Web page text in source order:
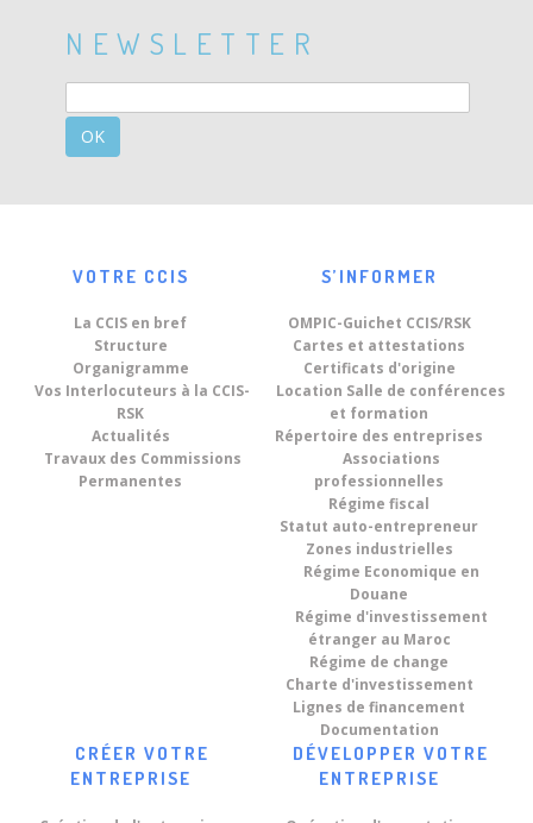
NEWSLETTER
OK
VOTRE CCIS
La CCIS en bref
Structure
Organigramme
Vos Interlocuteurs à la CCIS-
RSK
Actualités
Travaux des Commissions
Permanentes
S’INFORMER
OMPIC-Guichet CCIS/RSK
Cartes et attestations
Certificats d'origine
Location Salle de conférences
et formation
Répertoire des entreprises
Associations
professionnelles
Régime fiscal
Statut auto-entrepreneur
Zones industrielles
Régime Economique en
Douane
Régime d'investissement
étranger au Maroc
Régime de change
Charte d'investissement
Lignes de financement
Documentation
CRÉER VOTRE
ENTREPRISE
DÉVELOPPER VOTRE
ENTREPRISE